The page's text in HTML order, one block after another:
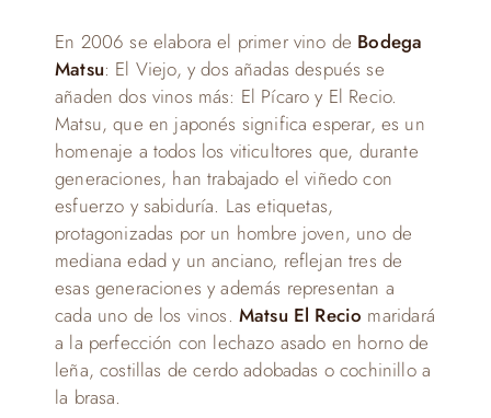
En 2006 se elabora el primer vino de Bodega
Matsu: El Viejo, y dos añadas después se
añaden dos vinos más: El Pícaro y El Recio.
Matsu, que en japonés significa esperar, es un
homenaje a todos los viticultores que, durante
generaciones, han trabajado el viñedo con
esfuerzo y sabiduría. Las etiquetas,
protagonizadas por un hombre joven, uno de
mediana edad y un anciano, reflejan tres de
esas generaciones y además representan a
cada uno de los vinos. Matsu El Recio maridará
a la perfección con lechazo asado en horno de
leña, costillas de cerdo adobadas o cochinillo a
la brasa.